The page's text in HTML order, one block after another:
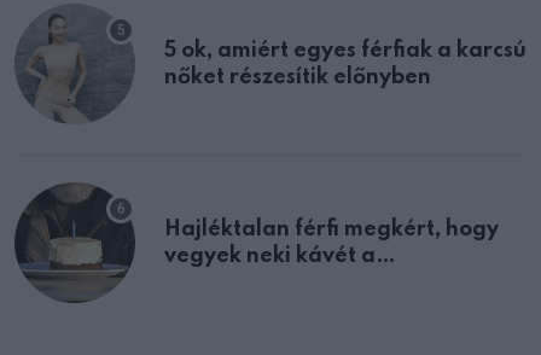
5 ok, amiért egyes férfiak a karcsú
nőket részesítik előnyben
Hajléktalan férfi megkért, hogy
vegyek neki kávét a